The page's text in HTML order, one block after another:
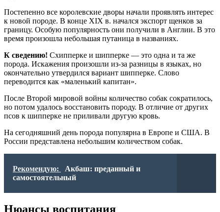
Постепенно все королевские дворы начали проявлять интерес
к новой породе. В конце XIX в. начался экспорт щенков за
границу. Особую популярность они получили в Англии. В это
время произошла небольшая путаница в названиях.
К сведению! Схипперке и шипперке — это одна и та же
порода. Искажения произошли из-за разницы в языках, но
окончательно утвердился вариант шипперке. Слово
переводится как «маленький капитан».
После Второй мировой войны количество собак сократилось,
но потом удалось восстановить породу. В отличие от других
псов к шипперке не приливали другую кровь.
На сегодняшний день порода популярна в Европе и США. В
России представлена небольшим количеством собак.
Рекомендую:
Акбаш: преданный и
самостоятельный
Нюансы воспитания